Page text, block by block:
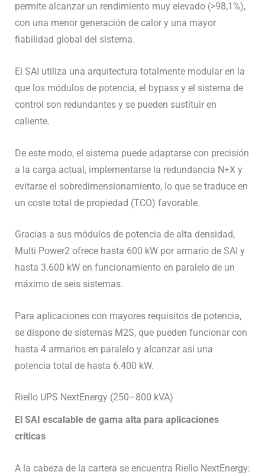
permite alcanzar un rendimiento muy elevado (>98,1%),
con una menor generación de calor y una mayor
fiabilidad global del sistema.
El SAI utiliza una arquitectura totalmente modular en la
que los módulos de potencia, el bypass y el sistema de
control son redundantes y se pueden sustituir en
caliente.
De este modo, el sistema puede adaptarse con precisión
a la carga actual, implementarse la redundancia N+X y
evitarse el sobredimensionamiento, lo que se traduce en
un coste total de propiedad (TCO) favorable.
Gracias a sus módulos de potencia de alta densidad,
Multi Power2 ofrece hasta 600 kW por armario de SAI y
hasta 3.600 kW en funcionamiento en paralelo de un
máximo de seis sistemas.
Para aplicaciones con mayores requisitos de potencia,
se dispone de sistemas M2S, que pueden funcionar con
hasta 4 armarios en paralelo y alcanzar así una
potencia total de hasta 6.400 kW.
Riello UPS NextEnergy (250–800 kVA)
El SAI escalable de gama alta para aplicaciones
críticas
A la cabeza de la cartera se encuentra Riello NextEnergy: